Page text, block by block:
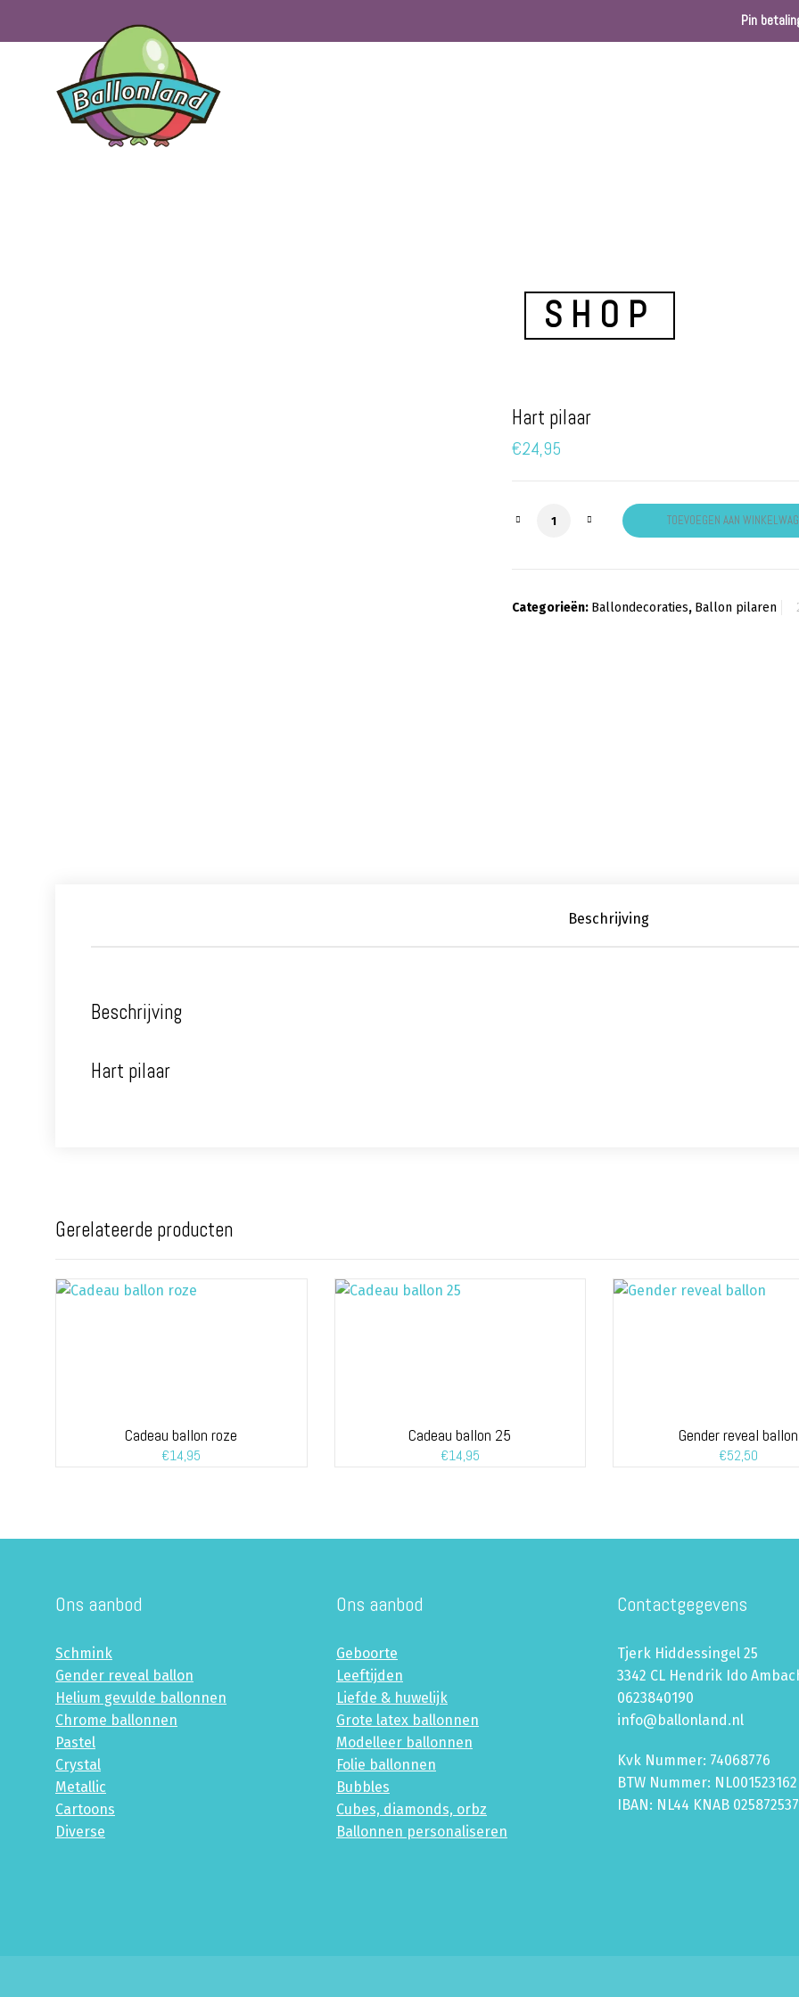
Pin
SHOP
Hart pilaar
€24,95
Hart pilaar aantal TOEVOEGEN AAN
Categorieën: Ballondecoraties, Ballon pilaren
Beschrijving
Beschrijving
Hart pilaar
Gerelateerde producten
Cadeau ballon roze
€14,95
Cadeau ballon 25
€14,95
Gender reveal ballon
€52,50
Ons aanbod
Schmink
Gender reveal ballon
Helium gevulde ballonnen
Chrome ballonnen
Pastel
Crystal
Metallic
Cartoons
Diverse
Ons aanbod
Geboorte
Leeftijden
Liefde & huwelijk
Grote latex ballonnen
Modelleer ballonnen
Folie ballonnen
Bubbles
Cubes, diamonds, orbz
Ballonnen personaliseren
Contactgegevens
Tjerk Hiddessingel 25
3342 CL Hendrik Ido
0623840190
info@ballonland.nl
Kvk Nummer: 74068776
BTW Nummer:
IBAN: NL44 KNAB